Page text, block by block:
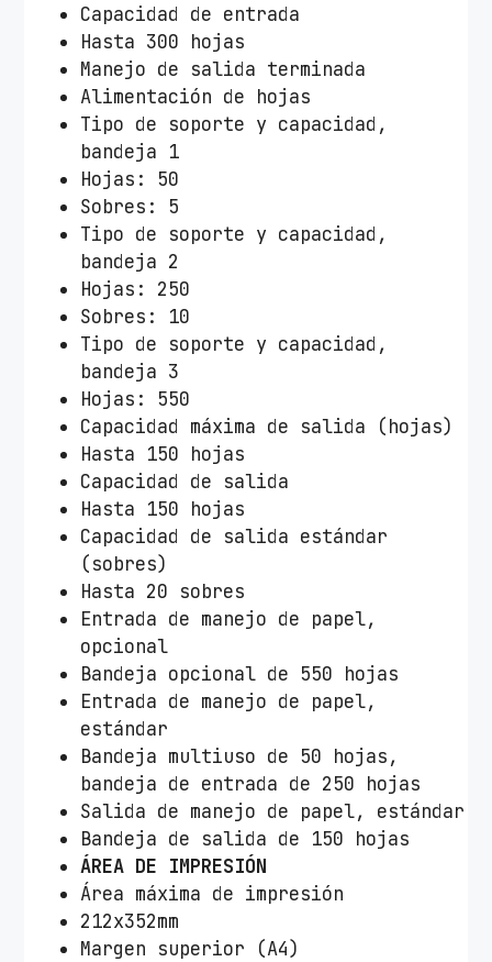
Capacidad de entrada
Hasta 300 hojas
Manejo de salida terminada
Alimentación de hojas
Tipo de soporte y capacidad,
bandeja 1
Hojas: 50
Sobres: 5
Tipo de soporte y capacidad,
bandeja 2
Hojas: 250
Sobres: 10
Tipo de soporte y capacidad,
bandeja 3
Hojas: 550
Capacidad máxima de salida (hojas)
Hasta 150 hojas
Capacidad de salida
Hasta 150 hojas
Capacidad de salida estándar
(sobres)
Hasta 20 sobres
Entrada de manejo de papel,
opcional
Bandeja opcional de 550 hojas
Entrada de manejo de papel,
estándar
Bandeja multiuso de 50 hojas,
bandeja de entrada de 250 hojas
Salida de manejo de papel, estándar
Bandeja de salida de 150 hojas
ÁREA DE IMPRESIÓN
Área máxima de impresión
212x352mm
Margen superior (A4)